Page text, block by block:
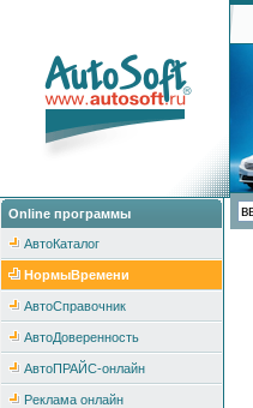
Online программы
АвтоКаталог
НормыВремени
АвтоСправочник
АвтоДоверенность
АвтоПРАЙС-онлайн
Реклама онлайн